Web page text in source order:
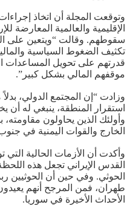
وتوقعت المجلة أن اتخاذ
الإقليمية والعالمية المعارضة
سقوطهم. وقالت “ويتعين على
تكثيف الضغوط السياسية
قدرتهم على تحويل المساعدات
موقفهم المالي بشكل كبير”.
وزادت “إن المجتمع الدولي،
استقرار المنطقة، ينبغي له
وأولئك الذين يحاولون مقاومته،
الخارج والقوات اليمنية في
وأكدت أن الأزمات الحالية التي
القدس الإيراني تجعل هذه
الحوثي. وفي حين أن الحوثيين
طهران، فمن المرجح أنهم
الأحداث الأخيرة في سوريا.